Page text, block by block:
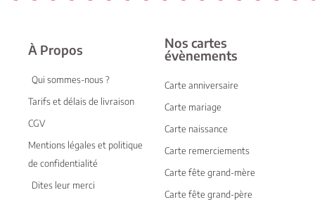
À Propos
Qui sommes-nous ?
Tarifs et délais de livraison
CGV
Mentions légales et politique
de confidentialité
Dites leur merci
Nos cartes
évènements
Carte anniversaire
Carte mariage
Carte naissance
Carte remerciements
Carte fête grand-mère
Carte fête grand-père